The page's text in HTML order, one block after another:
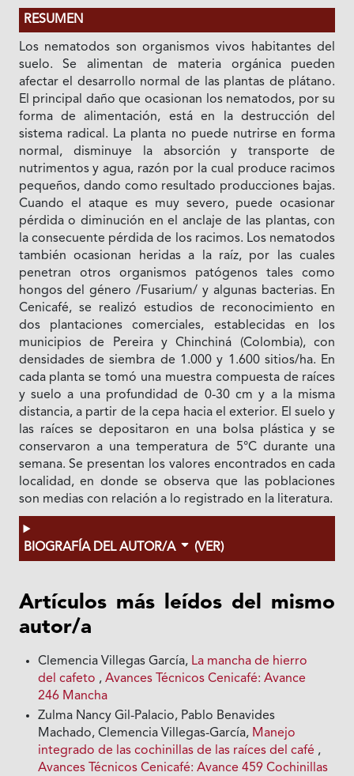
RESUMEN
Los nematodos son organismos vivos habitantes del
suelo. Se alimentan de materia orgánica pueden
afectar el desarrollo normal de las plantas de plátano.
El principal daño que ocasionan los nematodos, por su
forma de alimentación, está en la destrucción del
sistema radical. La planta no puede nutrirse en forma
normal, disminuye la absorción y transporte de
nutrimentos y agua, razón por la cual produce racimos
pequeños, dando como resultado producciones bajas.
Cuando el ataque es muy severo, puede ocasionar
pérdida o diminución en el anclaje de las plantas, con
la consecuente pérdida de los racimos. Los nematodos
también ocasionan heridas a la raíz, por las cuales
penetran otros organismos patógenos tales como
hongos del género /Fusarium/ y algunas bacterias. En
Cenicafé, se realizó estudios de reconocimiento en
dos plantaciones comerciales, establecidas en los
municipios de Pereira y Chinchiná (Colombia), con
densidades de siembra de 1.000 y 1.600 sitios/ha. En
cada planta se tomó una muestra compuesta de raíces
y suelo a una profundidad de 0-30 cm y a la misma
distancia, a partir de la cepa hacia el exterior. El suelo y
las raíces se depositaron en una bolsa plástica y se
conservaron a una temperatura de 5°C durante una
semana. Se presentan los valores encontrados en cada
localidad, en donde se observa que las poblaciones
son medias con relación a lo registrado en la literatura.
BIOGRAFÍA DEL AUTOR/A (VER)
Artículos más leídos del mismo
autor/a
Clemencia Villegas García, La mancha de hierro
del cafeto ,Avances Técnicos Cenicafé: Avance
246 Mancha
Zulma Nancy Gil-Palacio, Pablo Benavides
Machado, Clemencia Villegas-García, Manejo
integrado de las cochinillas de las raíces del café ,
Avances Técnicos Cenicafé: Avance 459 Cochinillas